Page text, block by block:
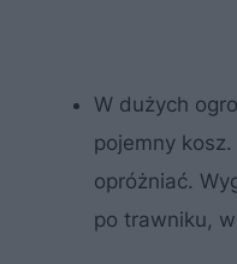
W dużych
pojemny
opróżniać.
po trawniku,